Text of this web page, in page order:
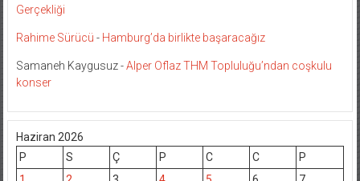
Gerçekliği
Rahime Sürücü - Hamburg’da birlikte başaracağız
Samaneh Kaygusuz-Alper Oflaz THM Topluluğu’ndan coşkulu
konser
Haziran 2026
P
S Ç P C C
P